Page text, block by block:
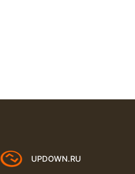
UPDOWN.RU